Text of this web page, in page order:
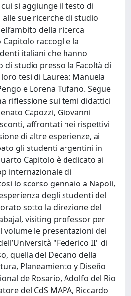
cui si aggiunge il testo di
sue ricerche di studio
della ricerca
raccoglie la
italiani che hanno
studio presso la Facoltà di
tesi di Laurea: Manuela
e Lorena Tufano. Segue
riflessione sui temi didattici
Capozzi, Giovanni
affrontati nei rispettivi
di altre esperienze, ai
gli studenti argentini in
Capitolo è dedicato ai
internazionale di
lo scorso gennaio a Napoli,
degli studenti del
sotto la direzione del
visiting professor per
volume le presentazioni del
"Federico II" di
quella del Decano della
Planeamiento y Diseño
de Rosario, Adolfo del Rio
del CdS MAPA, Riccardo